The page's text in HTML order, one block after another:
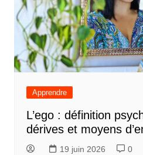
Apprendre
L’ego : définition
dérives et moyens
19 juin 2026 0